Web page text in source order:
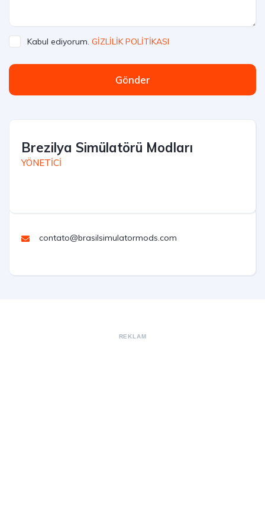
Kabul ediyorum. GİZLİLİK POLİTİKASI
Gönder
Brezilya Simülatörü Modları
YÖNETİCİ
contato@brasilsimulatormods.com
REKLAM